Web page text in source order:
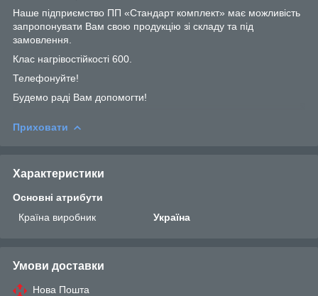
Наше підприємство ПП «Стандарт комплект» має можливість
запропонувати Вам свою продукцію зі складу та під
замовлення.
Клас нагрівостійкості 600.
Телефонуйте!
Будемо раді Вам допомогти!
Приховати
Характеристики
Основні атрибути
Країна виробник
Україна
Умови доставки
Нова Пошта